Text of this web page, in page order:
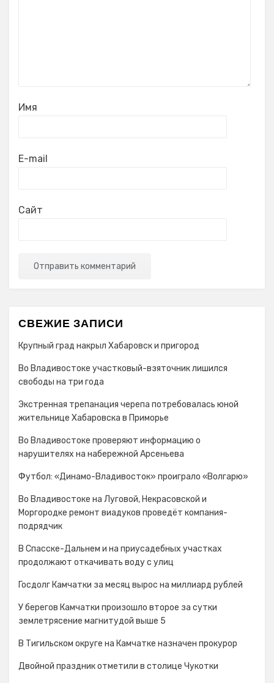
Имя
E-mail
Сайт
СВЕЖИЕ ЗАПИСИ
Крупный град накрыл Хабаровск и пригород
Во Владивостоке участковый-взяточник лишился
свободы на три года
Экстренная трепанация черепа потребовалась юной
жительнице Хабаровска в Приморье
Во Владивостоке проверяют информацию о
нарушителях на набережной Арсеньева
Футбол: «Динамо-Владивосток» проиграло «Волгарю»
Во Владивостоке на Луговой, Некрасовской и
Моргородке ремонт виадуков проведёт компания-
подрядчик
В Спасске-Дальнем и на приусадебных участках
продолжают откачивать воду с улиц
Госдолг Камчатки за месяц вырос на миллиард рублей
У берегов Камчатки произошло второе за сутки
землетрясение магнитудой выше 5
В Тигильском округе на Камчатке назначен прокурор
Двойной праздник отметили в столице Чукотки